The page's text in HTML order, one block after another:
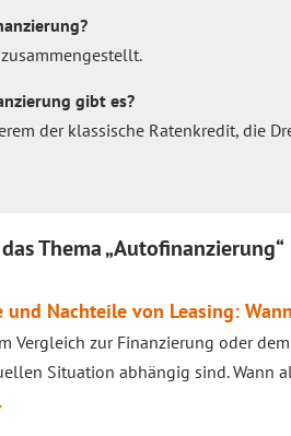
gibt es?
der klassische Ratenkredit, die
Thema „Autofinanzierung“
und Nachteile von Leasing:
Vergleich zur Finanzierung oder
Situation abhängig sind. Wann